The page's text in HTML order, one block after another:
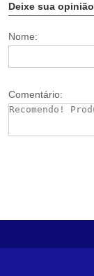
Deixe sua opinião
Nome:
Comentário: